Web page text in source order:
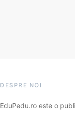
DESPRE NOI
EduPedu.ro este o